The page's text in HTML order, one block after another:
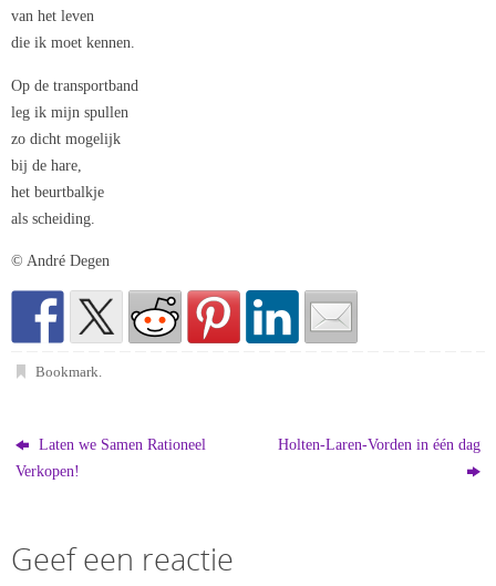
van het leven
die ik moet kennen.
Op de transportband
leg ik mijn spullen
zo dicht mogelijk
bij de hare,
het beurtbalkje
als scheiding.
© André Degen
Bookmark
Laten we Samen Rationeel
Verkopen!
Holten-Laren-Vorden in één dag
Geef een reactie